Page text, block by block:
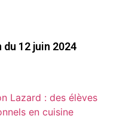
du 12 juin 2024